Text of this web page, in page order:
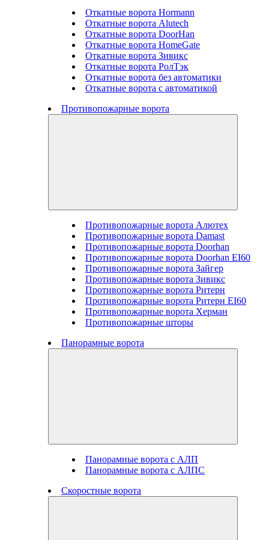
Откатные ворота Hormann
Откатные ворота Alutech
Откатные ворота DoorHan
Откатные ворота HomeGate
Откатные ворота Зивикс
Откатные ворота РолТэк
Откатные ворота без автоматики
Откатные ворота с автоматикой
Противопожарные ворота
Противопожарные ворота Алютех
Противопожарные ворота Damast
Противопожарные ворота Doorhan
Противопожарные ворота Doorhan EI60
Противопожарные ворота Зайгер
Противопожарные ворота Зивикс
Противопожарные ворота Ритерн
Противопожарные ворота Ритерн EI60
Противопожарные ворота Херман
Противопожарные шторы
Панорамные ворота
Панорамные ворота с АЛП
Панорамные ворота с АЛПС
Скоростные ворота